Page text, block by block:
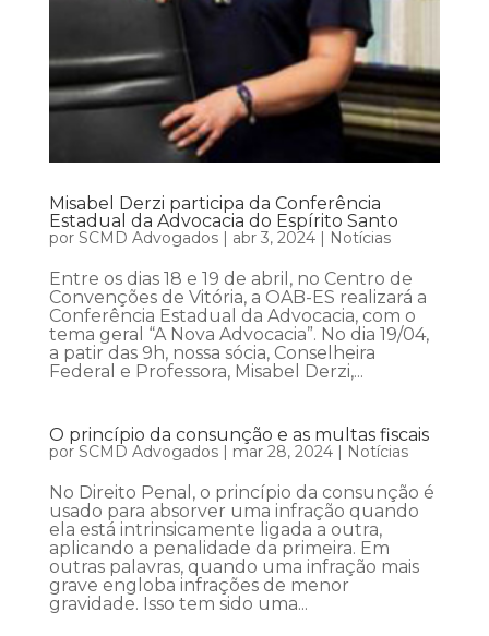
Misabel Derzi participa da Conferência
Estadual da Advocacia do Espírito Santo
por SCMD Advogados| abr 3, 2024| Notícias
Entre os dias 18 e 19 de abril, no Centro de
Convenções de Vitória, a OAB-ES realizará a
Conferência Estadual da Advocacia, com o
tema geral “A Nova Advocacia”. No dia 19/04,
a patir das 9h, nossa sócia, Conselheira
Federal e Professora, Misabel Derzi,...
O princípio da consunção e as multas fiscais
por SCMD Advogados| mar 28, 2024| Notícias
No Direito Penal, o princípio da consunção é
usado para absorver uma infração quando
ela está intrinsicamente ligada a outra,
aplicando a penalidade da primeira. Em
outras palavras, quando uma infração mais
grave engloba infrações de menor
gravidade. Isso tem sido uma...